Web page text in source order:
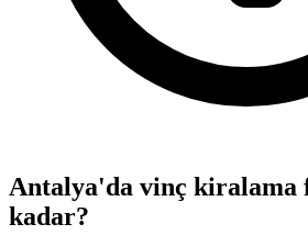
Antalya'da vinç kiralama
kadar?